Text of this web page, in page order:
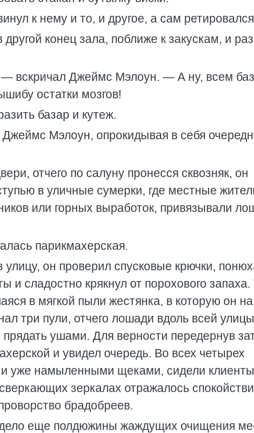
к нему и то, и другое, а сам
конец зала, поближе к закускам, и
вскричал Джеймс Мэлоун. — А ну, всем
остатки мозгов!
базар и кутеж.
Мэлоун, опрокидывая в себя
отчего по салуну пронесся сквозняк, он
в уличные сумерки, где местные
или горных выработок, привязывали
парикмахерская.
он проверил спусковые крючки,
и сладостно крякнул от порохового запаха.
в мягкой пыли жестянка, в которую он
три пули, отчего лошади вдоль всей улицы
ушами. Для верности передернув
и увидел очередь. Во всех четырех
и уже намыленными щеками, сидели
зеркалах отражалось
брадобреев.
еще полдюжины жаждущих очищения